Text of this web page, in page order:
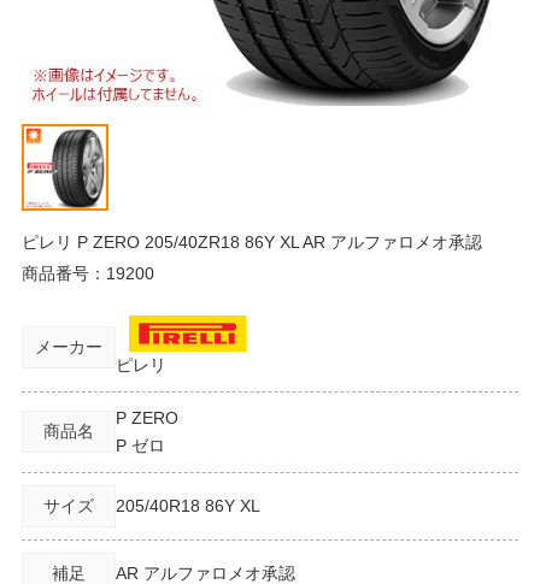
ピレリ P ZERO 205/40ZR18 86Y XL AR アルファロメオ承認
商品番号： 19200
メーカー
ピレリ
商品名
P ZERO
P ゼロ
サイズ 205/40R18 86Y XL
補足 AR アルファロメオ承認